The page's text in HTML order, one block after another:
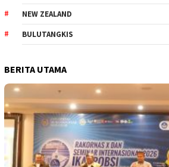
NEW ZEALAND
BULUTANGKIS
BERITA UTAMA